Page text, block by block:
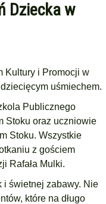
Dziecka w
Kultury i Promocji w
uśmiechem.
Publicznego
Stoku oraz uczniowie
Stoku. Wszystkie
z gościem
Rafała Mulki.
i świetnej zabawy. Nie
które na długo